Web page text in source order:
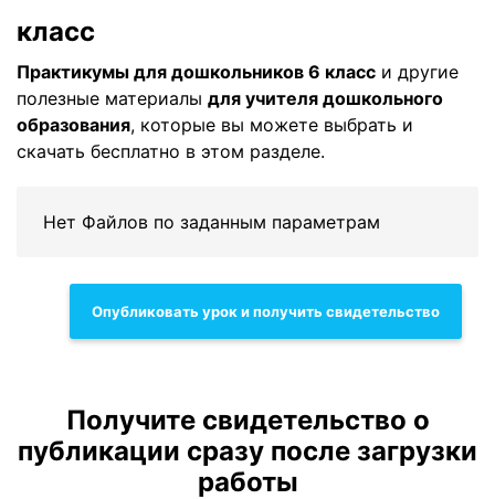
класс
Практикумы для дошкольников 6 класс и другие
полезные материалы для учителя дошкольного
образования, которые вы можете выбрать и
скачать бесплатно в этом разделе.
Нет Файлов по заданным параметрам
Опубликовать урок и получить свидетельство
Получите свидетельство о
публикации сразу после загрузки
работы